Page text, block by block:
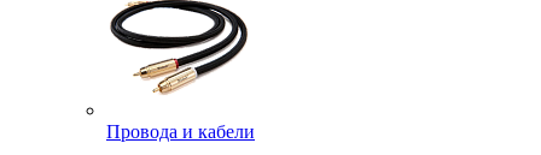
Провода и кабели